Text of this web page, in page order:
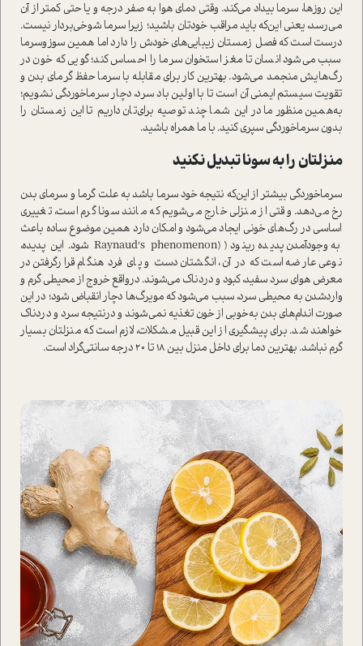
این روزها، سرما بیداد می‌کند. وقتی دمای هوا به صفر درجه و یا حتی کمتر از آن
می‌رسد، یعنی این‌که باید مراقب خودتان باشید؛ زیرا سرما شوخی‌بردار نیست.
درست ا‌ست که فصل زمستان زیبایی‌های خودش را دارد اما همین سوز‌وسرما
سبب می‌شود انسان تا مغز ا‌ستخوان سرما را احساس کند؛ گویی که خون در
رگ‌هایش منجمد می‌شود. بهترین ‌کار برای مقابله با سرما حفظ گرمای بدن و
تقویت سیستم ایمنی آن ا‌ست تا با اولین باد سرد، دچار سرماخوردگی نشویم؛
به‌همین منظور ما در این شما چند توصیه برای‌تان داریم تا این زمستان را
بدون سرماخوردگی سپری کنید. با ما همراه باشید.
منزلتان را به سونا تبدیل نکنید
سرماخوردگی بیشتر از این‌که نتیجه خود سرما باشد به علت گرما و سرمای بدن
رخ می‌دهد. وقتی از منزلی خارج می‌شویم که مانند سونا گرم ا‌ست، تغییری
اساسی در رگ‌های خونی‌ ایجاد می‌شود و امکان دارد همین موضوع ساده باعث
به‌وجودآمدن پدیده رینود ( (Raynaud's phenomenon شود. این پدیده،
نوعی عارضه‌ ا‌ست که در آن‌، انگشتان دست و پای فرد هنگام قرارگرفتن در
معرض هوای سرد سفید، کبود و دردناک می‌شوند. در‌واقع خروج از محیطی گرم و
وارد‌شدن به محیطی سرد، سبب می‌شود که مویرگ‌ها دچار انقباض شود؛ در این‌
صورت اندام‌های بدن به‌خوبی از خون تغذیه نمی‌شوند و در‌نتیجه سرد و دردناک
خواهند شد. برای پیشگیری از این قبیل مشکلات، لازم ا‌ست که منزلتان بسیار
گرم نباشد. بهترین دما برای داخل منزل بین 18 تا 20 درجه سانتی‌گراد ا‌ست.